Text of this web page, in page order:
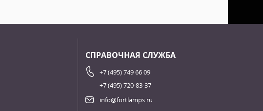
СПРАВОЧНАЯ СЛУЖБА
+7 (495) 749 66 09
+7 (495) 720-83-37
info@fortlamps.ru